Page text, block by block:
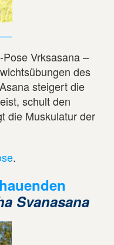
Vrksasana –
des
steigert die
schult den
die Muskulatur der
.
Svanasana